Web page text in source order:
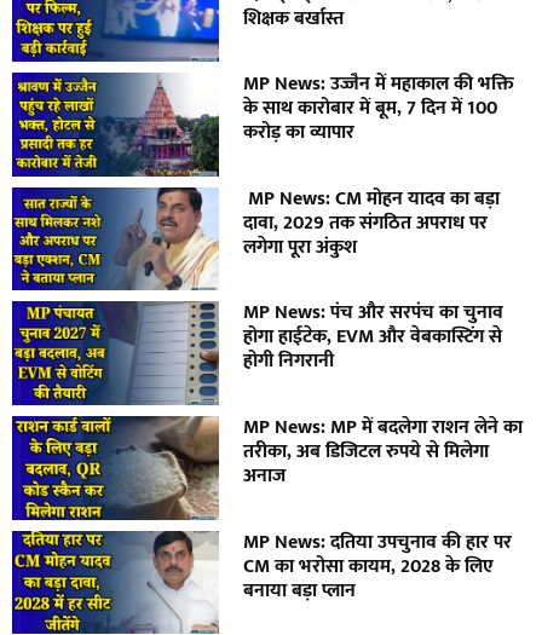
शिक्षक बर्खास्त
MP News: उज्जैन में महाकाल की भक्ति
के साथ कारोबार में बूम, 7 दिन में 100
करोड़ का व्यापार
MP News: CM मोहन यादव का बड़ा
दावा, 2029 तक संगठित अपराध पर
लगेगा पूरा अंकुश
MP News: पंच और सरपंच का चुनाव
होगा हाईटेक, EVM और वेबकास्टिंग से
होगी निगरानी
MP News: MP में बदलेगा राशन लेने का
तरीका, अब डिजिटल रुपये से मिलेगा
अनाज
MP News: दतिया उपचुनाव की हार पर
CM का भरोसा कायम, 2028 के लिए
बनाया बड़ा प्लान